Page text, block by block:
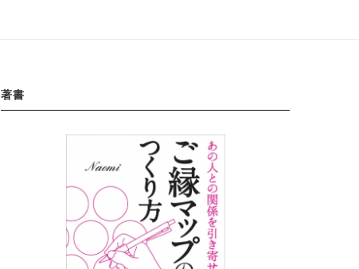
著書